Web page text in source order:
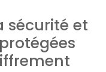
sécurité et